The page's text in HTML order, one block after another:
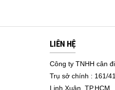
LIÊN HỆ
Công ty TNHH cân
Trụ sở chính : 161/
Linh Xuân, TP.HCM